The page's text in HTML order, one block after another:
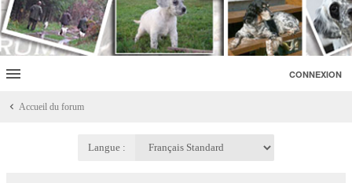
CONNEXION
Accueil du forum
Langue :